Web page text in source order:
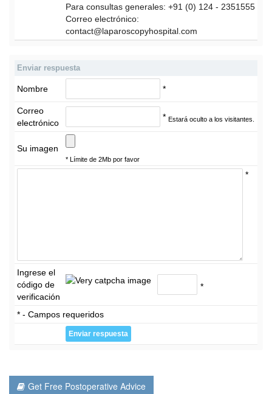
Para consultas generales: +91 (0) 124 - 2351555
Correo electrónico:
contact@laparoscopyhospital.com
Enviar respuesta
Nombre *
Correo
electrónico
* Estará oculto a los visitantes.
Su imagen
* Límite de 2Mb por favor
*
Ingrese el
código de
verificación
*
* - Campos requeridos
Get Free Postoperative Advice